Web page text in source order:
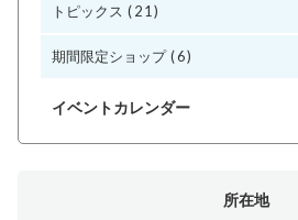
トピックス (21)
期間限定ショップ(6)
イベントカレンダー
所在地